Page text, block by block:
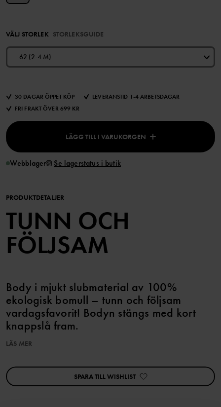
VÄLJ STORLEK STORLEKSGUIDE
62 (2-4 M)
30 DAGAR ÖPPET KÖP
LEVERANSTID 1-4 ARBETSDAGAR
FRI FRAKT ÖVER 699 KR
LÄGG TILL I VARUKORGEN
Webblager Se lagerstatus i butik
PRODUKTDETALJER
TUNN OCH
FÖLJSAM
Body i mjukt slubmaterial av 100%
ekologisk bomull – tunn och följsam
vardagsfavorit! Bodyn stängs med kort
knappslå fram.
Artikelnummer:60603303
LÄS MER
SPARA TILL WISHLIST